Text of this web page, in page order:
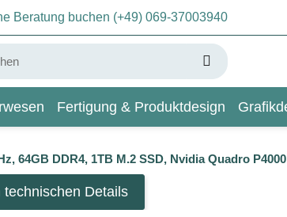
Beratung buchen (+49) 069-37003940
Fertigung & Produktdesign
64GB DDR4, 1TB M.2 SSD, Nvidia Quadro
Details